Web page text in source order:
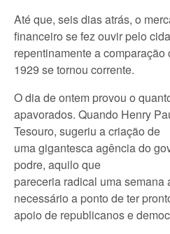
Até que, seis dias atrás, o
financeiro se fez ouvir pelo
repentinamente a comparação
1929 se tornou corrente.
O dia de ontem provou o
apavorados. Quando Henry
Tesouro, sugeriu a criação de
uma gigantesca agência do
podre, aquilo que
pareceria radical uma semana
necessário a ponto de ter
apoio de republicanos e